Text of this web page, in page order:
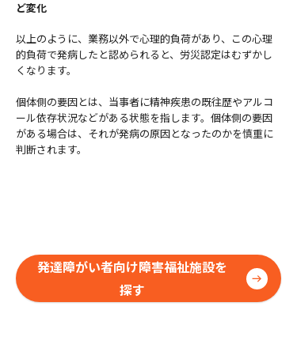
ど変化
以上のように、業務以外で心理的負荷があり、この心理
的負荷で発病したと認められると、労災認定はむずかし
くなります。
個体側の要因とは、当事者に精神疾患の既往歴やアルコ
ール依存状況などがある状態を指します。個体側の要因
がある場合は、それが発病の原因となったのかを慎重に
判断されます。
発達障がい者向け障害福祉施設を
探す